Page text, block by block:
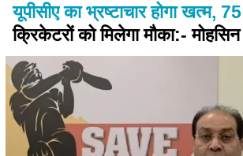
यूपीसीए का भ्रष्टाचार होगा खत्म, 75
क्रिकेटरों को मिलेगा मौका:-